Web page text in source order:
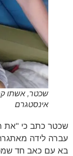
שכטר, אשתו
אינסטגרם
כתב כי "את
לידה מאתגרת
כאב חד שמפלח